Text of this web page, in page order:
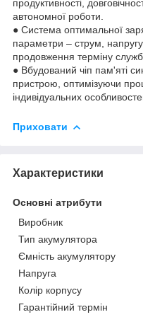
продуктивності,
автономної роботи.
● Система оптимальної
параметри – струм,
продовження терміну
● Вбудований чіп пам'яті
пристрою, оптимізуючи
індивідуальних
Приховати
Характеристики
Основні атрибути
Виробник
Тип акумулятора
Ємність акумулятору
Напруга
Колір корпусу
Гарантійний термін